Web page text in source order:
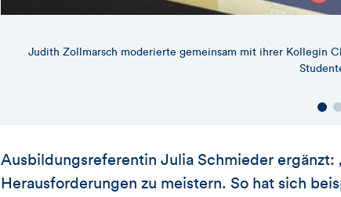
Judith Zollmarsch moderierte gemeinsam mit ihrer Kollegin
Ausbildungsreferentin Julia Schmieder
Herausforderungen zu meistern. So hat sich